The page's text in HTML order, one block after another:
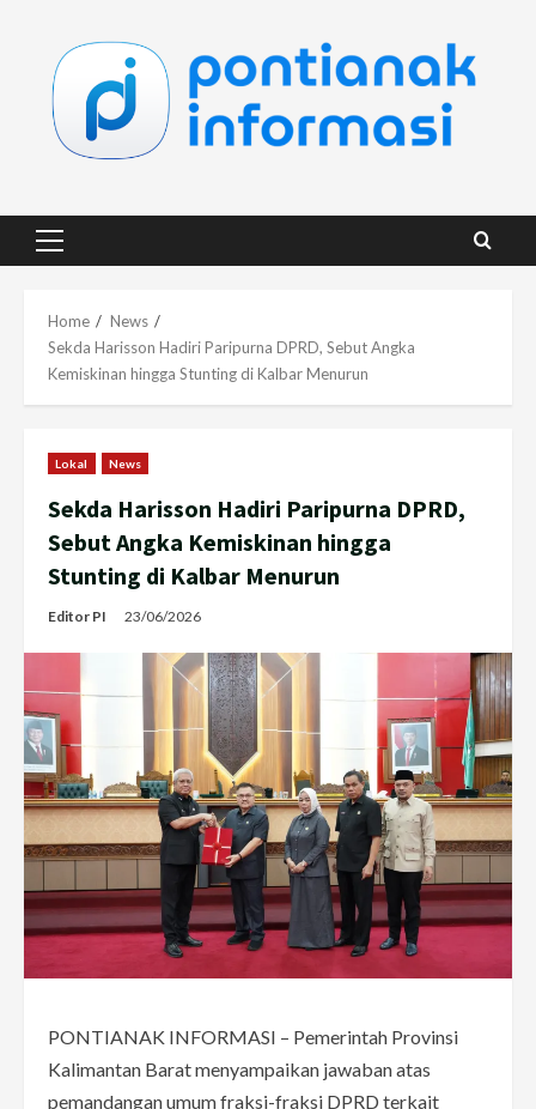
content
Primary
Home
News
Sekda Harisson Hadiri Paripurna DPRD, Sebut Angka
Kemiskinan hingga Stunting di Kalbar Menurun
Lokal News
Sekda Harisson Hadiri Paripurna DPRD,
Sebut Angka Kemiskinan hingga
Stunting di Kalbar Menurun
Editor PI 23/06/2026
PONTIANAK INFORMASI – Pemerintah Provinsi
Kalimantan Barat menyampaikan jawaban atas
pemandangan umum fraksi-fraksi DPRD terkait